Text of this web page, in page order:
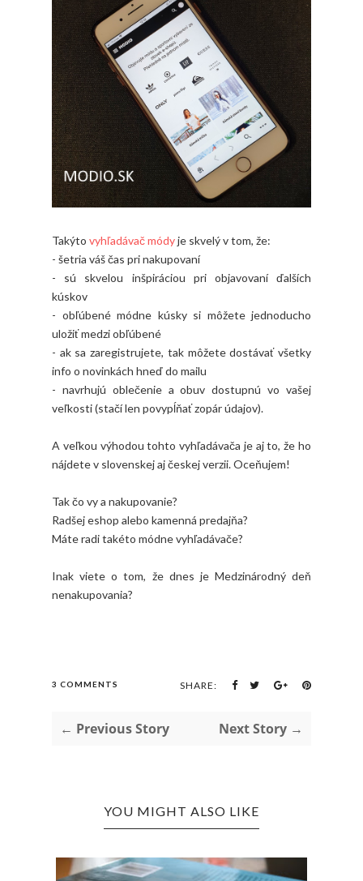
Takýto vyhľadávač módyje skvelý v tom, že:
- šetria váš čas pri nakupovaní
- sú skvelou inšpiráciou pri objavovaní ďalších
kúskov
- obľúbené módne kúsky si môžete jednoducho
uložiť medzi obľúbené
- ak sa zaregistrujete, tak môžete dostávať všetky
info o novinkách hneď do mailu
- navrhujú oblečenie a obuv dostupnú vo vašej
veľkosti (stačí len povypĺňať zopár údajov).
A veľkou výhodou tohto vyhľadávača je aj to, že ho
nájdete v slovenskej aj českej verzii. Oceňujem!
Tak čo vy a nakupovanie?
Radšej eshop alebo kamenná predajňa?
Máte radi takéto módne vyhľadávače?
Inak viete o tom, že dnes je Medzinárodný deň
nenakupovania?
3 COMMENTS SHARE:
← Previous Story Next Story →
YOU MIGHT ALSO LIKE